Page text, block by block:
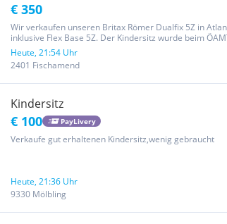
€ 350
Wir verkaufen unseren Britax Römer Dualfix 5Z in
inklusive Flex Base 5Z. Der Kindersitz wurde beim
Kindersitztest im Herbst 2023 mit der Note „Gut“
Geeignet für Kinder von 61–105 cm (ca. 3 Monate bis 4
kg....
Heute, 21:54 Uhr
2401 Fischamend
Kindersitz
€ 100 PayLivery
Verkaufe gut erhaltenen Kindersitz,wenig gebraucht
Heute, 21:36 Uhr
9330 Mölbling